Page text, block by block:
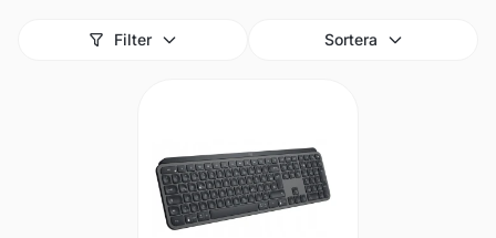
Filter Sortera